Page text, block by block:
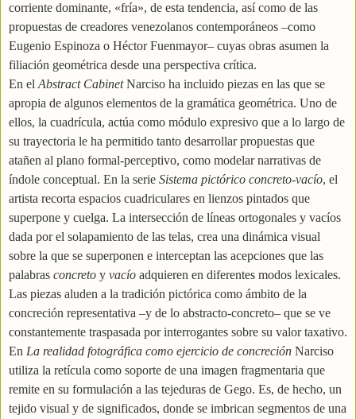
corriente dominante, «fría», de esta tendencia, así como de las
propuestas de creadores venezolanos contemporáneos –como
Eugenio Espinoza o Héctor Fuenmayor– cuyas obras asumen la
filiación geométrica desde una perspectiva crítica.
En el Abstract CabinetNarciso ha incluido piezas en las que se
apropia de algunos elementos de la gramática geométrica. Uno de
ellos, la cuadrícula, actúa como módulo expresivo que a lo largo de
su trayectoria le ha permitido tanto desarrollar propuestas que
atañen al plano formal-perceptivo, como modelar narrativas de
índole conceptual. En la serie Sistema pictórico concreto-vacío, el
artista recorta espacios cuadriculares en lienzos pintados que
superpone y cuelga. La intersección de líneas ortogonales y vacíos
dada por el solapamiento de las telas, crea una dinámica visual
sobre la que se superponen e interceptan las acepciones que las
palabras concreto y vacío adquieren en diferentes modos lexicales.
Las piezas aluden a la tradición pictórica como ámbito de la
concreción representativa –y de lo abstracto-concreto– que se ve
constantemente traspasada por interrogantes sobre su valor taxativo.
En La realidad fotográfica como ejercicio de concreción Narciso
utiliza la retícula como soporte de una imagen fragmentaria que
remite en su formulación a las tejeduras de Gego. Es, de hecho, un
tejido visual y de significados, donde se imbrican segmentos de una